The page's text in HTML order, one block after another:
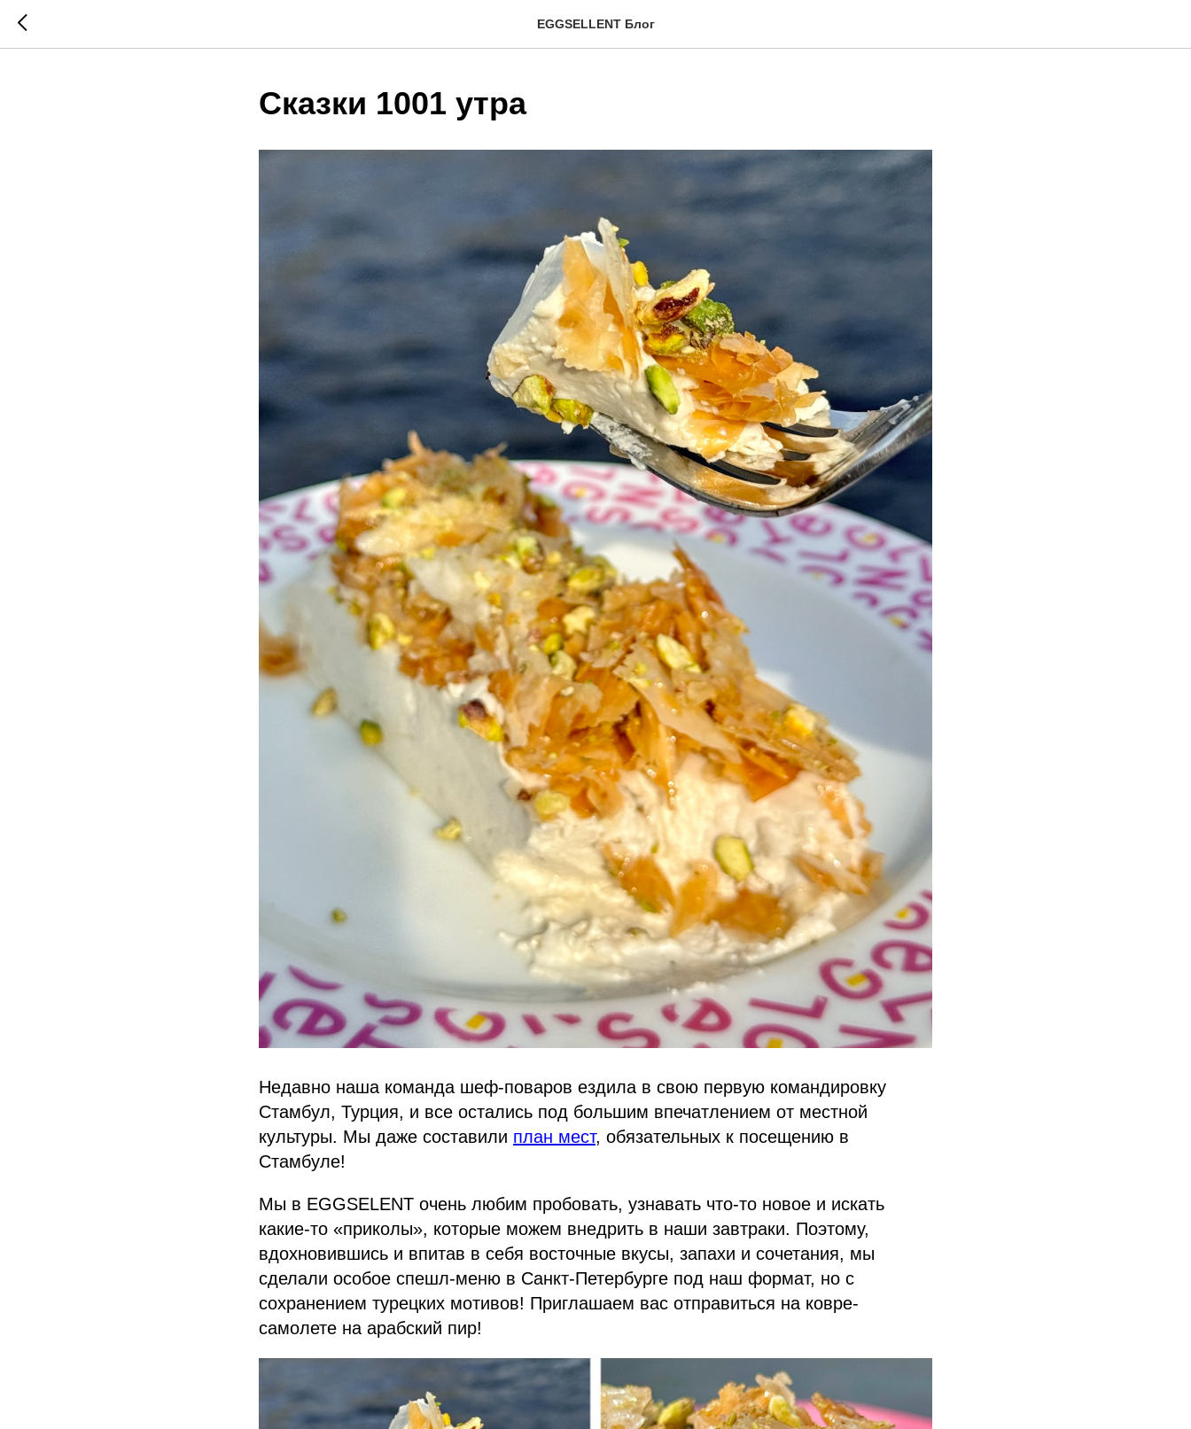
EGGSELLENT Блог
Сказки 1001 утра
Недавно наша команда шеф-поваров ездила в свою первую командировку
Стамбул, Турция, и все остались под большим впечатлением от местной
культуры. Мы даже составили план мест, обязательных к посещению в
Стамбуле!
Мы в EGGSELENT очень любим пробовать, узнавать что-то новое и искать
какие-то «приколы», которые можем внедрить в наши завтраки. Поэтому,
вдохновившись и впитав в себя восточные вкусы, запахи и сочетания, мы
сделали особое спешл-меню в Санкт-Петербурге под наш формат, но с
сохранением турецких мотивов! Приглашаем вас отправиться на ковре-
самолете на арабский пир!